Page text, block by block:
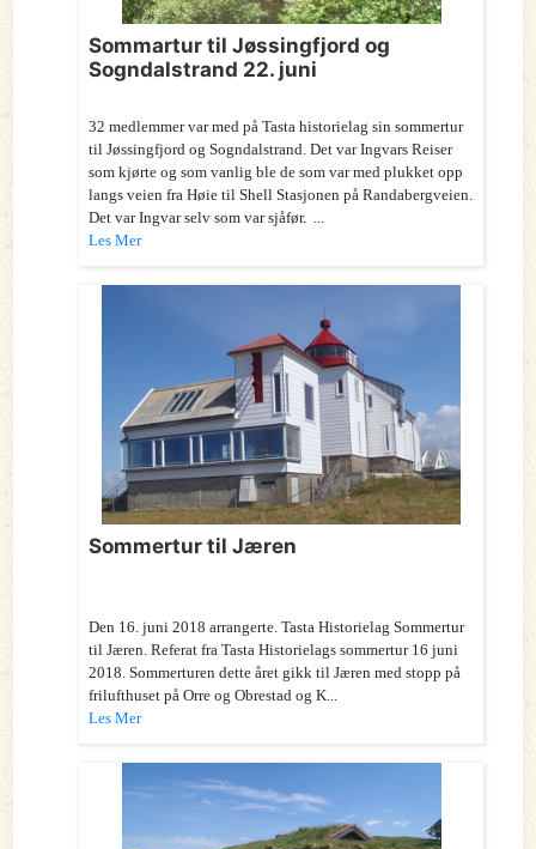
Sommartur til Jøssingfjord og
Sogndalstrand 22. juni
32 medlemmer var med på Tasta historielag sin sommertur
til Jøssingfjord og Sogndalstrand. Det var Ingvars Reiser
som kjørte og som vanlig ble de som var med plukket opp
langs veien fra Høie til Shell Stasjonen på Randabergveien.
Det var Ingvar selv som var sjåfør. ...
Les Mer
Sommertur til Jæren
Den 16. juni 2018 arrangerte. Tasta Historielag Sommertur
til Jæren. Referat fra Tasta Historielags sommertur 16 juni
2018. Sommerturen dette året gikk til Jæren med stopp på
frilufthuset på Orre og Obrestad og K...
Les Mer